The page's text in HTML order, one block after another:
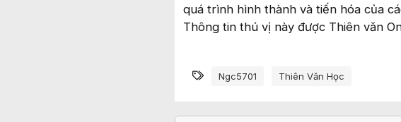
quá trình hình thành và tiến hóa của
Thông tin thú vị này được Thiên văn
Từ khóa
Ngc5701 Thiên Văn Học